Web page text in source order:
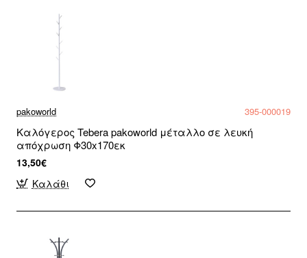
pakoworld 395-000019
Καλόγερος Tebera pakoworld μέταλλο σε λευκή
απόχρωση Φ30x170εκ
13,50€
Καλάθι